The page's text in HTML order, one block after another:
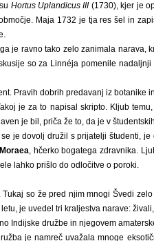
Hortus Uplandicus III(1730), kjer je
Maja 1732 je tja res šel in
je ravno tako zelo zanimala narava,
so za Linnéja pomenile
Pravih dobrih predavanj iz
je za to napisal skripto. Kljub
je bil, priča že to, da je v
je dovolj družil s prijatelji študenti,
, hčerko bogatega zdravnika.
lahko prišlo do odločitve o poroki.
so že pred njim mnogi Švedi
je uvedel tri kraljestva narave:
Indijske družbe in njegovem
je namreč uvažala mnoge